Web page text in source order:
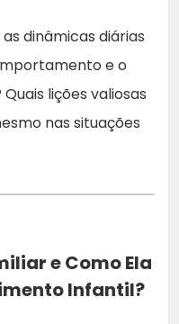
dinâmicas diárias
e o
lições valiosas
nas situações
e Como Ela
Infantil?